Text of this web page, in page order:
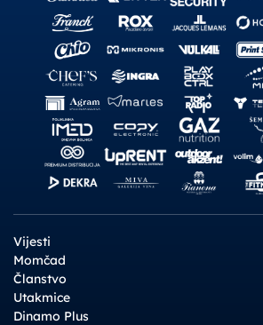
Vijesti
Momčad
Članstvo
Utakmice
Dinamo Plus